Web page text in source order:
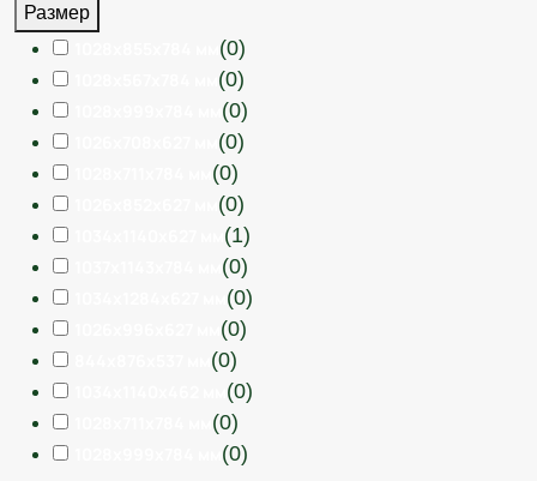
Размер
(0)
(0)
(0)
(0)
(0)
(0)
(1)
(0)
(0)
(0)
(0)
(0)
(0)
(0)